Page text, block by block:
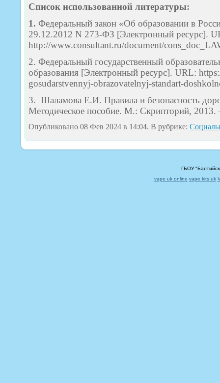
Список использованной литературы:
1. Федеральный закон «Об образовании в
29.12.2012 N 273-ФЗ [Электронный ресурс].
http://www.consultant.ru/document/
2. Федеральный государственный
образования [Электронный ресурс]. URL:
gosudarstvennyj-obrazovatelnyj-standart-
3. Шаламова Е.И. Правила и безопасность
Методическое пособие. М.: Скрипторий, 2013.
Опубликовано 08 Фев 2024 в 14:04. В рубрике:
ГБОУ
vape uk online vape kits uk